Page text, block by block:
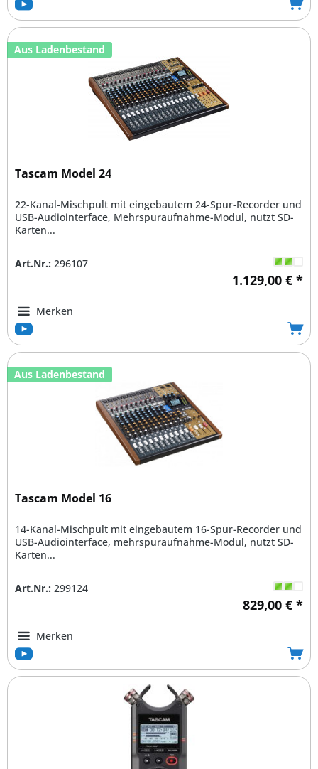
Aus Ladenbestand
Tascam Model 24
22-Kanal-Mischpult mit eingebautem 24-Spur-Recorder und
USB-Audiointerface, Mehrspuraufnahme-Modul, nutzt SD-
Karten...
Art.Nr.: 296107
1.129,00 € *
Merken
Aus Ladenbestand
Tascam Model 16
14-Kanal-Mischpult mit eingebautem 16-Spur-Recorder und
USB-Audiointerface, mehrspuraufnahme-Modul, nutzt SD-
Karten...
Art.Nr.: 299124
829,00 € *
Merken